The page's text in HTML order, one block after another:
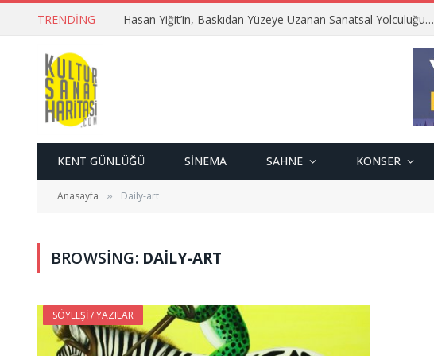
TRENDING Hasan Yiğit’in, Baskıdan Yüzeye Uzanan Sanatsal Yolculuğu…
KENT GÜNLÜĞÜ SINEMA SAHNE KONSER
Anasayfa » Daily-art
BROWSING: DAILY-ART
SÖYLEŞI / YAZILAR